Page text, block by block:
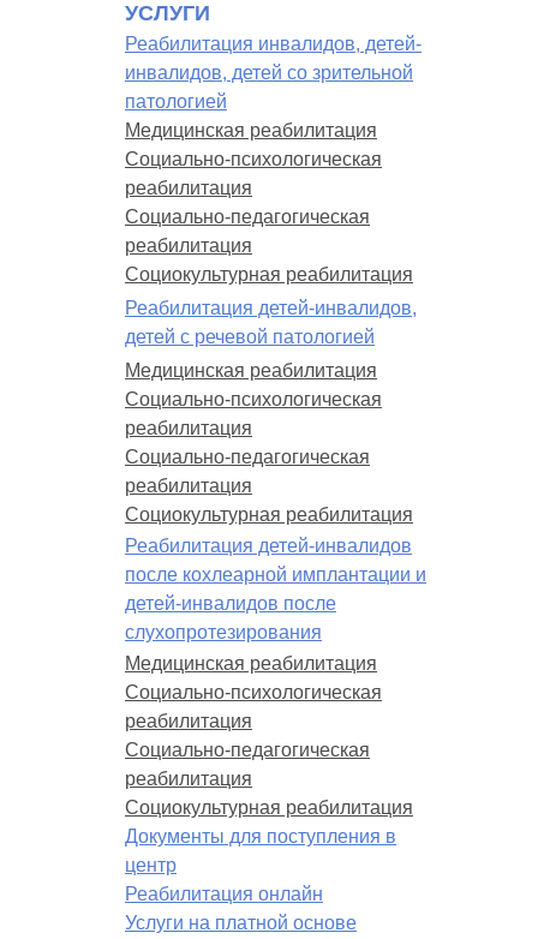
УСЛУГИ
Реабилитация инвалидов, детей-
инвалидов, детей со зрительной
патологией
Медицинская реабилитация
Социально-психологическая
реабилитация
Социально-педагогическая
реабилитация
Социокультурная реабилитация
Реабилитация детей-инвалидов,
детей с речевой патологией
Медицинская реабилитация
Социально-психологическая
реабилитация
Социально-педагогическая
реабилитация
Социокультурная реабилитация
Реабилитация детей-инвалидов
после кохлеарной имплантации и
детей-инвалидов после
слухопротезирования
Медицинская реабилитация
Социально-психологическая
реабилитация
Социально-педагогическая
реабилитация
Социокультурная реабилитация
Документы для поступления в
центр
Реабилитация онлайн
Услуги на платной основе